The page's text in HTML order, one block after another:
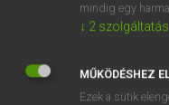
mindig egy
↓ 2 szolgáltatás
MŰKÖDÉSHEZ
Ezek a sütik